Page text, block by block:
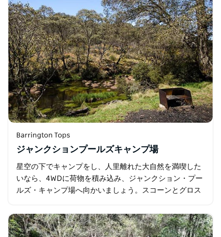
Barrington Tops
ジャンクションプールズキャンプ場
星空の下でキャンプをし、人里離れた大自然を満喫した
いなら、4WDに荷物を積み込み、ジャンクション・プー
ルズ・キャンプ場へ向かいましょう。スコーンとグロス
地帯の手つかずの大自然の中で…